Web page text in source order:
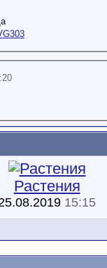
Растения
15:15